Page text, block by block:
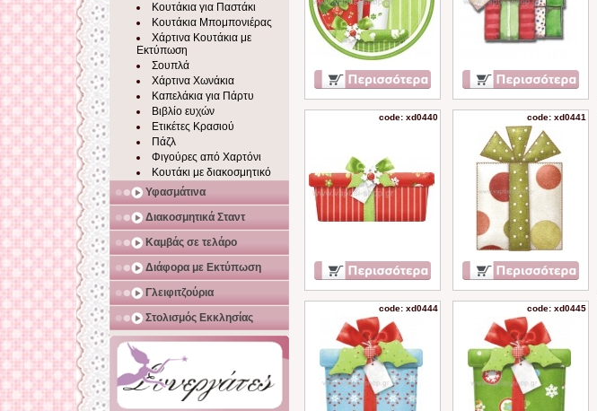
Κουτάκια για Παστάκι
Κουτάκια Μπομπονιέρας
Χάρτινα Κουτάκια με
Εκτύπωση
Σουπλά
Χάρτινα Χωνάκια
Καπελάκια για Πάρτυ
Βιβλίο ευχών
Ετικέτες Κρασιού
Πάζλ
Φιγούρες από Χαρτόνι
Κουτάκι με διακοσμητικό
Υφασμάτινα
Διακοσμητικά Σταντ
Καμβάς σε τελάρο
Διάφορα με Εκτύπωση
Γλειφιτζούρια
Στολισμός Εκκλησίας
code: xd0440 code: xd0441
code: xd0444 code: xd0445